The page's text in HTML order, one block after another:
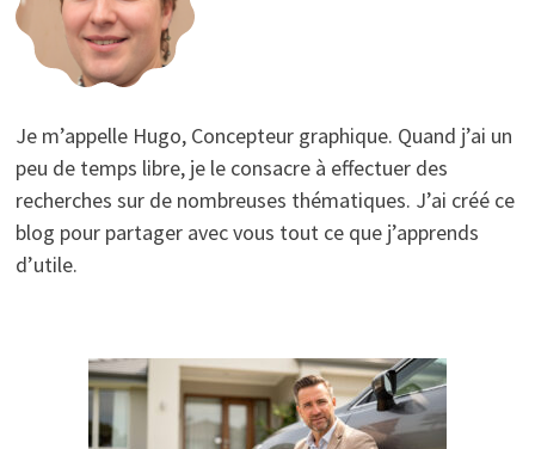
Je m’appelle Hugo, Concepteur graphique. Quand j’ai un
peu de temps libre, je le consacre à effectuer des
recherches sur de nombreuses thématiques. J’ai créé ce
blog pour partager avec vous tout ce que j’apprends
d’utile.